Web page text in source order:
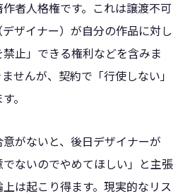
者人格権です。これは譲渡不可
ザイナー）が自分の作品に対し
止」できる権利などを含みま
せんが、契約で「行使しない」
。
がないと、後日デザイナーが
でないのでやめてほしい」と主張
は起こり得ます。現実的なリス